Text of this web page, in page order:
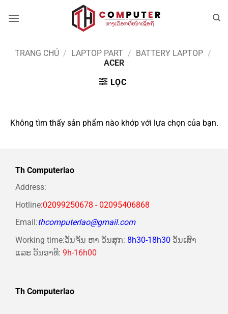
qua
TRANG CHỦ / LAPTOP PART / BATTERY LAPTOP /
ACER
LỌC
Không tìm thấy sản phẩm nào khớp với lựa chọn của bạn.
Th Computerlao
Address:
Hotline:02099250678 - 02095406868
Email:thcomputerlao@gmail.com
Working time:ວັນຈັນ ຫາ ວັນສຸກ: 8h30-18h30 ວັນເສົາ
ແລະ ວັນອາທີ: 9h-16h00
Th Computerlao